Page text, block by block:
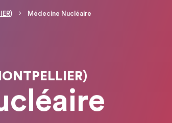
Médecine Nucléaire